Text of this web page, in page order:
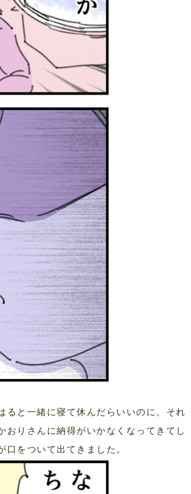
ると一緒に寝て休んだらいいのに。それ
りさんに納得がいかなくなってきてし
をついて出てきました。